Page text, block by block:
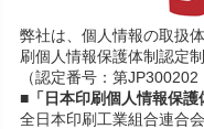
弊社は、個人情報の取扱
刷個人情報保護体制認定
（認定番号：第JP300202
■「日本印刷個人情報保
全日本印刷工業組合連合